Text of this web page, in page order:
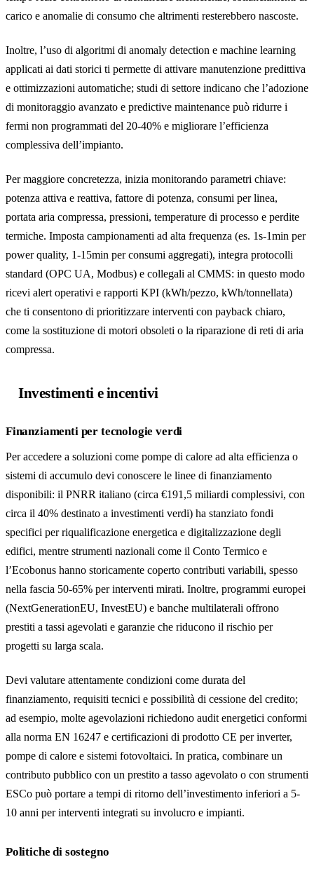
carico e anomalie di consumo che altrimenti resterebbero nascoste.
Inoltre, l’uso di algoritmi di anomaly detection e machine learning
applicati ai dati storici ti permette di attivare manutenzione predittiva
e ottimizzazioni automatiche; studi di settore indicano che l’adozione
di monitoraggio avanzato e predictive maintenance può ridurre i
fermi non programmati del 20-40% e migliorare l’efficienza
complessiva dell’impianto.
Per maggiore concretezza, inizia monitorando parametri chiave:
potenza attiva e reattiva, fattore di potenza, consumi per linea,
portata aria compressa, pressioni, temperature di processo e perdite
termiche. Imposta campionamenti ad alta frequenza (es. 1s-1min per
power quality, 1-15min per consumi aggregati), integra protocolli
standard (OPC UA, Modbus) e collegali al CMMS: in questo modo
ricevi alert operativi e rapporti KPI (kWh/pezzo, kWh/tonnellata)
che ti consentono di prioritizzare interventi con payback chiaro,
come la sostituzione di motori obsoleti o la riparazione di reti di aria
compressa.
Investimenti e incentivi
Finanziamenti per tecnologie verdi
Per accedere a soluzioni come pompe di calore ad alta efficienza o
sistemi di accumulo devi conoscere le linee di finanziamento
disponibili: il PNRR italiano (circa €191,5 miliardi complessivi, con
circa il 40% destinato a investimenti verdi) ha stanziato fondi
specifici per riqualificazione energetica e digitalizzazione degli
edifici, mentre strumenti nazionali come il Conto Termico e
l’Ecobonus hanno storicamente coperto contributi variabili, spesso
nella fascia 50-65% per interventi mirati. Inoltre, programmi europei
(NextGenerationEU, InvestEU) e banche multilaterali offrono
prestiti a tassi agevolati e garanzie che riducono il rischio per
progetti su larga scala.
Devi valutare attentamente condizioni come durata del
finanziamento, requisiti tecnici e possibilità di cessione del credito;
ad esempio, molte agevolazioni richiedono audit energetici conformi
alla norma EN 16247 e certificazioni di prodotto CE per inverter,
pompe di calore e sistemi fotovoltaici. In pratica, combinare un
contributo pubblico con un prestito a tasso agevolato o con strumenti
ESCo può portare a tempi di ritorno dell’investimento inferiori a 5-
10 anni per interventi integrati su involucro e impianti.
Politiche di sostegno